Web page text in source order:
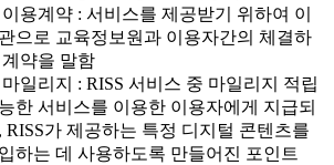
용계약 : 서비스를 제공받기 위하여 이
으로 교육정보원과 이용자간의 체결하
계약을 말함
일리지 : RISS 서비스 중 마일리지 적립
한 서비스를 이용한 이용자에게 지급되
RISS가 제공하는 특정 디지털 콘텐츠를
하는 데 사용하도록 만들어진 포인트